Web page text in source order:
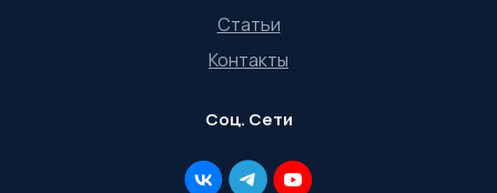
Контакты
Статьи
Соц. Сети